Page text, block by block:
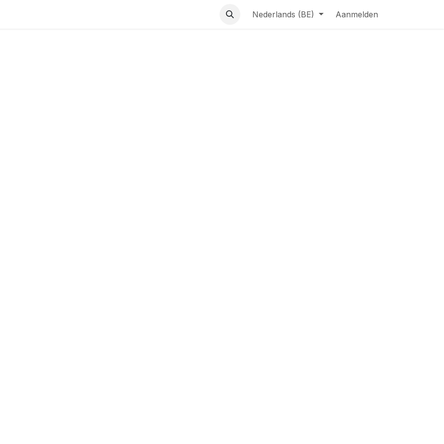
Nederlands (BE) Aanmelden